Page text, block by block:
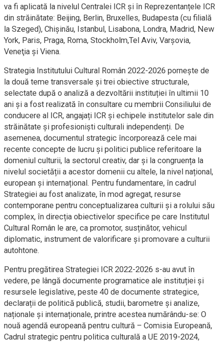
va fi aplicată la nivelul Centralei ICR și în Reprezentanțele ICR
din străinătate: Beijing, Berlin, Bruxelles, Budapesta (cu filială
la Szeged), Chişinău, Istanbul, Lisabona, Londra, Madrid, New
York, Paris, Praga, Roma, Stockholm,Tel Aviv, Varşovia,
Veneţia și Viena.
Strategia Institutului Cultural Român 2022-2026 pornește de
la două teme transversale și trei obiective structurale,
selectate după o analiză a dezvoltării instituției în ultimii 10
ani și a fost realizată în consultare cu membrii Consiliului de
conducere al ICR, angajați ICR și echipele institutelor sale din
străinătate și profesioniști culturali independenți. De
asemenea, documentul strategic încorporează cele mai
recente concepte de lucru și politici publice referitoare la
domeniul culturii, la sectorul creativ, dar și la congruența la
nivelul societății a acestor domenii cu altele, la nivel național,
european și internațional. Pentru fundamentare, în cadrul
Strategiei au fost analizate, în mod agregat, resurse
contemporane pentru conceptualizarea culturii și a rolului său
complex, în direcția obiectivelor specifice pe care Institutul
Cultural Român le are, ca promotor, susținător, vehicul
diplomatic, instrument de valorificare și promovare a culturii
autohtone.
Pentru pregătirea Strategiei ICR 2022-2026 s-au avut în
vedere, pe lângă documente programatice ale instituției și
resursele legislative, peste 40 de documente strategice,
declarații de politică publică, studii, barometre și analize,
naționale și internaționale, printre acestea numărându-se: O
nouă agendă europeană pentru cultură – Comisia Europeană,
Cadrul strategic pentru politica culturală a UE 2019-2024,